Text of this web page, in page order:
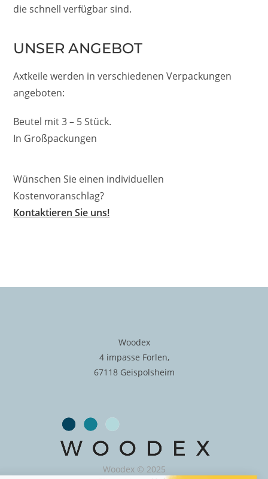
die schnell verfügbar sind.
UNSER ANGEBOT
Axtkeile werden in verschiedenen Verpackungen
angeboten:
Beutel mit 3 – 5 Stück.
In Großpackungen
Wünschen Sie einen individuellen
Kostenvoranschlag?
Kontaktieren Sie uns!
Woodex
4 impasse Forlen,
67118 Geispolsheim
Woodex © 2025